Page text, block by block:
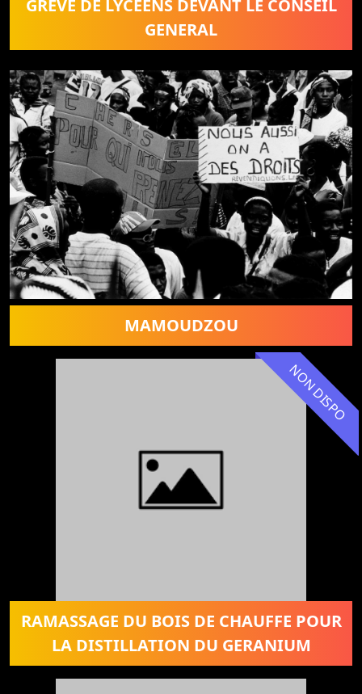
GREVE DE LYCEENS DEVANT LE CONSEIL
GENERAL
MAMOUDZOU
RAMASSAGE DU BOIS DE CHAUFFE POUR
LA DISTILLATION DU GERANIUM
NON DISPO